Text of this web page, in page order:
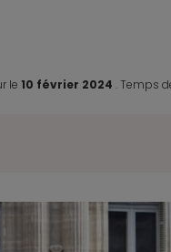
le 10 février 2024. Temps